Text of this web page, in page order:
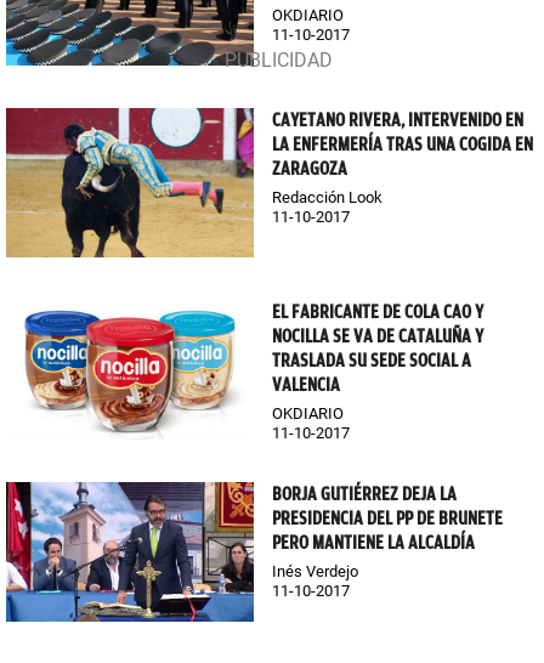
OKDIARIO
11-10-2017
CAYETANO RIVERA, INTERVENIDO EN
LA ENFERMERÍA TRAS UNA COGIDA EN
ZARAGOZA
Redacción Look
11-10-2017
EL FABRICANTE DE COLA CAO Y
NOCILLA SE VA DE CATALUÑA Y
TRASLADA SU SEDE SOCIAL A
VALENCIA
OKDIARIO
11-10-2017
BORJA GUTIÉRREZ DEJA LA
PRESIDENCIA DEL PP DE BRUNETE
PERO MANTIENE LA ALCALDÍA
Inés Verdejo
11-10-2017